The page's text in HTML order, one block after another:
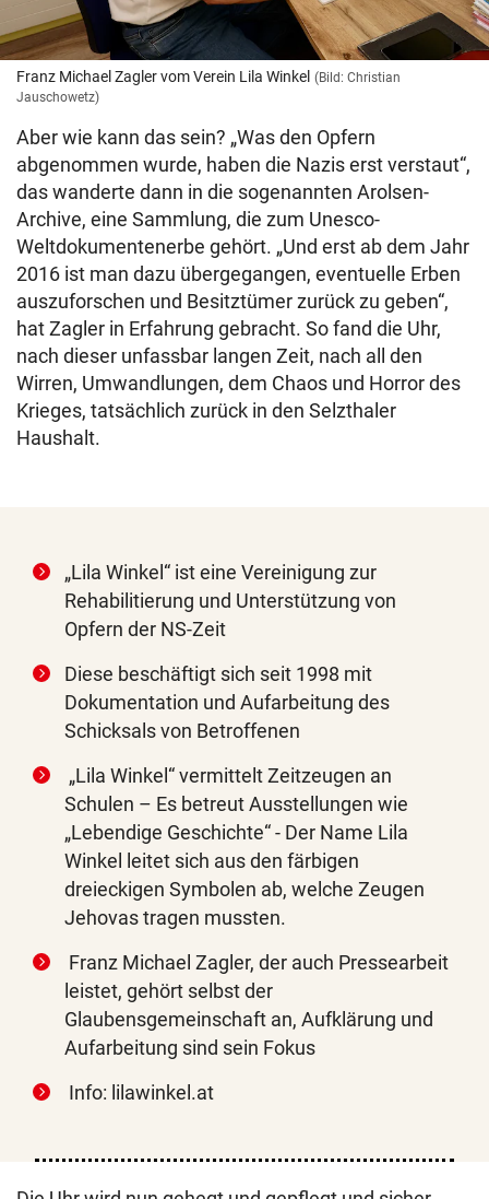
Franz Michael Zagler vom Verein Lila Winkel (Bild: Christian
Jauschowetz)
Aber wie kann das sein? „Was den Opfern
abgenommen wurde, haben die Nazis erst verstaut“,
das wanderte dann in die sogenannten Arolsen-
Archive, eine Sammlung, die zum Unesco-
Weltdokumentenerbe gehört. „Und erst ab dem Jahr
2016 ist man dazu übergegangen, eventuelle Erben
auszuforschen und Besitztümer zurück zu geben“,
hat Zagler in Erfahrung gebracht. So fand die Uhr,
nach dieser unfassbar langen Zeit, nach all den
Wirren, Umwandlungen, dem Chaos und Horror des
Krieges, tatsächlich zurück in den Selzthaler
Haushalt.
„Lila Winkel“ ist eine Vereinigung zur
Rehabilitierung und Unterstützung von
Opfern der NS-Zeit
Diese beschäftigt sich seit 1998 mit
Dokumentation und Aufarbeitung des
Schicksals von Betroffenen
„Lila Winkel“ vermittelt Zeitzeugen an
Schulen – Es betreut Ausstellungen wie
„Lebendige Geschichte“ - Der Name Lila
Winkel leitet sich aus den färbigen
dreieckigen Symbolen ab, welche Zeugen
Jehovas tragen mussten.
Franz Michael Zagler, der auch Pressearbeit
leistet, gehört selbst der
Glaubensgemeinschaft an, Aufklärung und
Aufarbeitung sind sein Fokus
Info: lilawinkel.at